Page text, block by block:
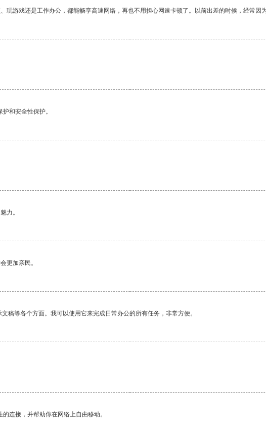
玩游戏还是工作办公，都能畅享高速网络，再也不用担心网速卡顿了。以前出差的时候，经常因
和安全性保护。
力。
更加亲民。
稿等各个方面。我可以使用它来完成日常办公的所有任务，非常方便。
连接，并帮助你在网络上自由移动。